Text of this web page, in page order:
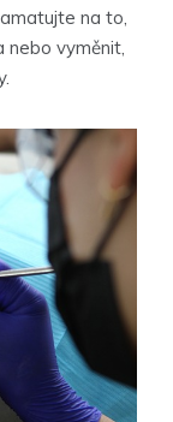
na to,
nebo vyměnit,